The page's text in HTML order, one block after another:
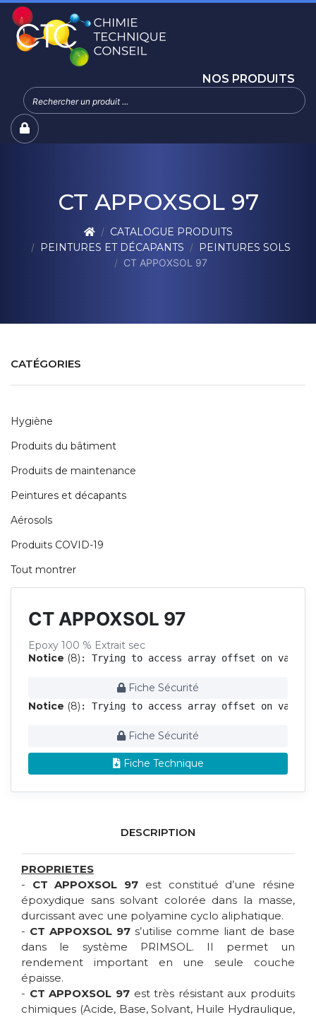
NOS PRODUITS
CT APPOXSOL 97
CATALOGUE PRODUITS
PEINTURES ET DÉCAPANTS
PEINTURES SOLS
CT APPOXSOL 97
CATÉGORIES
Hygiène
Produits du bâtiment
Produits de maintenance
Peintures et décapants
Aérosols
Produits COVID-19
Tout montrer
CT APPOXSOL 97
Epoxy 100 % Extrait sec
Notice (8) : Trying to access array offset on
Fiche Sécurité
Notice (8) : Trying to access array offset on
Fiche Sécurité
Fiche Technique
DESCRIPTION
PROPRIETES
- CT APPOXSOL 97 est constitué d’une résine
époxydique sans solvant colorée dans la masse,
durcissant avec une polyamine cyclo aliphatique.
- CT APPOXSOL 97 s’utilise comme liant de base
dans le système PRIMSOL. Il permet un
rendement important en une seule couche
épaisse.
- CT APPOXSOL 97est très résistant aux produits
chimiques (Acide, Base, Solvant, Huile Hydraulique,